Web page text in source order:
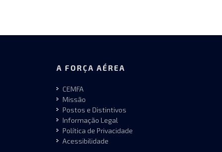
A FORÇA AÉREA
CEMFA
Missão
Postos e Distintivos
Informação Legal
Política de Privacidade
Acessibilidade